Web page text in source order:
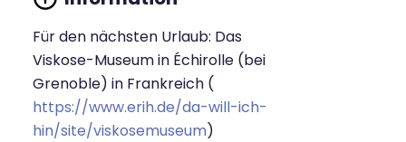
Für den nächsten Urlaub: Das
Viskose-Museum in Échirolle (bei
Grenoble) in Frankreich (
https://www.erih.de/da-will-ich-
hin/site/viskosemuseum)